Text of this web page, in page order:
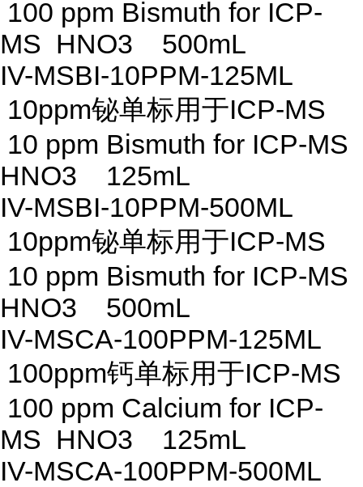
100 ppm Bismuth for ICP-
MS HNO3 500mL
IV-MSBI-10PPM-125ML
10ppm铋单标用于ICP-MS
10 ppm Bismuth for ICP-MS
HNO3 125mL
IV-MSBI-10PPM-500ML
10ppm铋单标用于ICP-MS
10 ppm Bismuth for ICP-MS
HNO3 500mL
IV-MSCA-100PPM-125ML
100ppm钙单标用于ICP-MS
100 ppm Calcium for ICP-
MS HNO3 125mL
IV-MSCA-100PPM-500ML